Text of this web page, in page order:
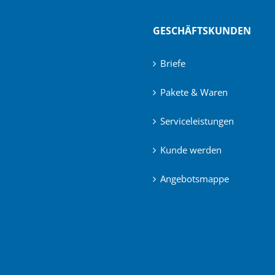
GESCHÄFTSKUNDEN
Briefe
Pakete & Waren
Serviceleistungen
Kunde werden
Angebotsmappe